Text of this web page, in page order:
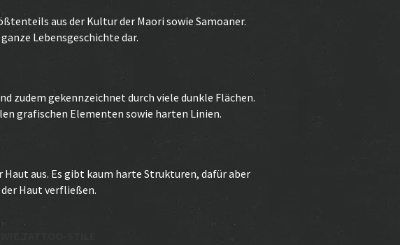
aus der Kultur der Maori sowie Samoaner.
Lebensgeschichte dar.
zudem gekennzeichnet durch viele dunkle Flächen.
grafischen Elementen sowie harten Linien.
aus. Es gibt kaum harte Strukturen, dafür aber
Haut verfließen.
TATTOO-STILE